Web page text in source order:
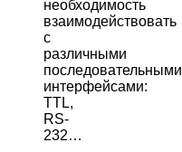
необходимость
взаимодействовать
с
различными
последовательными
интерфейсами:
TTL,
RS-
232…